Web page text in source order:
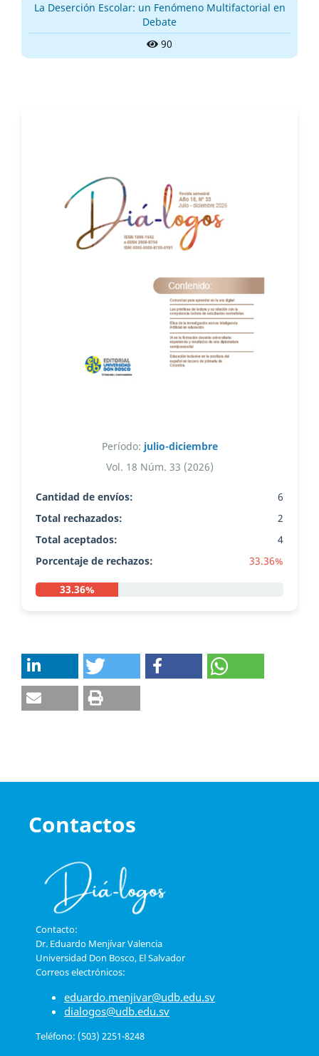
La Deserción Escolar: un Fenómeno Multifactorial en
Debate
90
Período: julio-diciembre
Vol. 18 Núm. 33 (2026)
Cantidad de envíos:
6
Total rechazados:
2
Total aceptados:
4
Porcentaje de rechazos:
33.36%
33.36%
Contactos
Contacto:
Dr. Eduardo Menjívar Valencia
Universidad Don Bosco, El Salvador
Correos electrónicos:
eduardo.menjivar@udb.edu.sv
dialogos@udb.edu.sv
Teléfono: (503) 2251-8248